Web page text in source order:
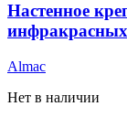
Настенное
Almac
Нет в наличии